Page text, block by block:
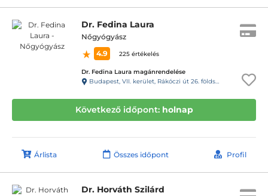
Dr. Fedina Laura
Nőgyógyász
4.9
225 értékelés
Dr. Fedina Laura magánrendelése
Budapest, VII. kerület, Rákóczi út 26. földszint 2/a, kapucsengő: 5
Következő időpont: holnap
Árlista Összes időpont Profil
Dr. Horváth Szilárd